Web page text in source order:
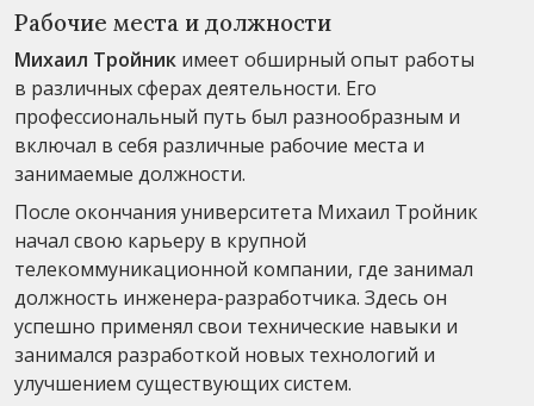
Рабочие места и должности
Михаил Тройник имеет обширный опыт работы
в различных сферах деятельности. Его
профессиональный путь был разнообразным и
включал в себя различные рабочие места и
занимаемые должности.
После окончания университета Михаил Тройник
начал свою карьеру в крупной
телекоммуникационной компании, где занимал
должность инженера-разработчика. Здесь он
успешно применял свои технические навыки и
занимался разработкой новых технологий и
улучшением существующих систем.